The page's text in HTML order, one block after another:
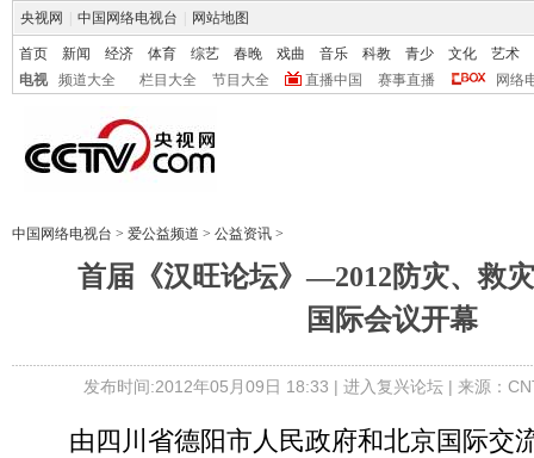
央视网 中国网络电视台 网站地图
首页 新闻 经济 体育 综艺 春晚 戏曲 音乐 科教 青少 文化
艺术
电视
频道大全 栏目大全 节目大全 直播中国 赛事直播 网络
中国网络电视台 > 爱公益频道 > 公益资讯 >
首届《汉旺论坛》—2012防灾、救
国际会议开幕
发布时间:2012年05月09日 18:33 | 进入复兴论坛| 来源：
由四川省德阳市人民政府和北京国际交